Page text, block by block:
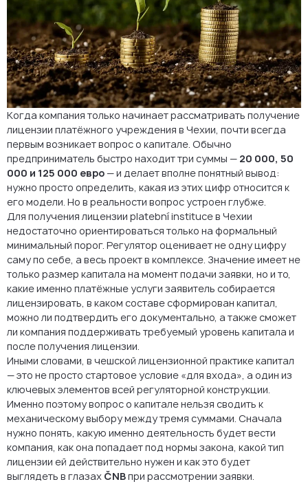
Отдельный нюанс: PIS и AIS
Когда вместо PI имеет смысл смотреть на small-scale regime
Что это значит для бизнеса на практике
Запустите свой PI-проект
FAQ: уставной капитал PI в Чехии
Когда компания только начинает рассматривать получение
лицензии платёжного учреждения в Чехии, почти всегда
первым возникает вопрос о капитале. Обычно
предприниматель быстро находит три суммы — 20 000, 50
000 и 125 000 евро— и делает вполне понятный вывод:
нужно просто определить, какая из этих цифр относится к
его модели. Но в реальности вопрос устроен глубже.
Для получения лицензии platební instituce в Чехии
недостаточно ориентироваться только на формальный
минимальный порог. Регулятор оценивает не одну цифру
саму по себе, а весь проект в комплексе. Значение имеет не
только размер капитала на момент подачи заявки, но и то,
какие именно платёжные услуги заявитель собирается
лицензировать, в каком составе сформирован капитал,
можно ли подтвердить его документально, а также сможет
ли компания поддерживать требуемый уровень капитала и
после получения лицензии.
Иными словами, в чешской лицензионной практике капитал
— это не просто стартовое условие «для входа», а один из
ключевых элементов всей регуляторной конструкции.
Именно поэтому вопрос о капитале нельзя сводить к
механическому выбору между тремя суммами. Сначала
нужно понять, какую именно деятельность будет вести
компания, как она попадает под нормы закона, какой тип
лицензии ей действительно нужен и как это будет
выглядеть в глазах ČNBпри рассмотрении заявки.